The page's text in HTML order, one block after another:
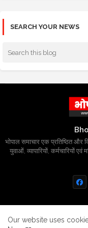
SEARCH YOUR NEWS
भोपाल समाचार एक प्रतिष्ठित और
युवाओं, व्यापारियों, कर्मचारियों
Home About
Our website uses